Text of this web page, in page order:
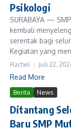
Psikologi
SURABAYA —
kembali
serentak bagi
Kegiatan yang
Rachel Juli 22,
Read More
Berita News
Ditantang
Baru SMP